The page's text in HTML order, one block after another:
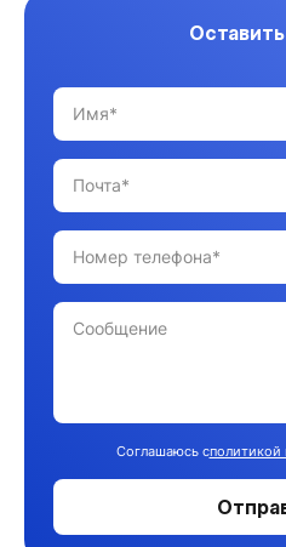
Оставить
Соглашаюсь сполитикой